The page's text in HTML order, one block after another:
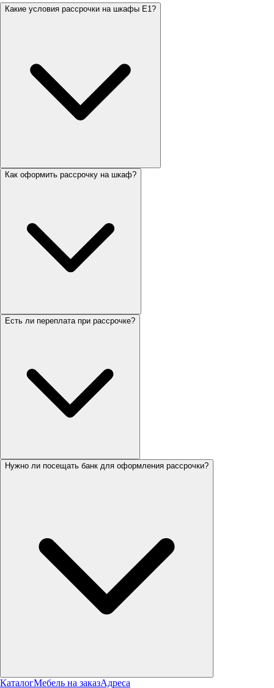
Какие условия рассрочки на шкафы Е1?
Как оформить рассрочку на шкаф?
Есть ли переплата при рассрочке?
Нужно ли посещать банк для оформления рассрочки?
КаталогМебель на заказАдреса